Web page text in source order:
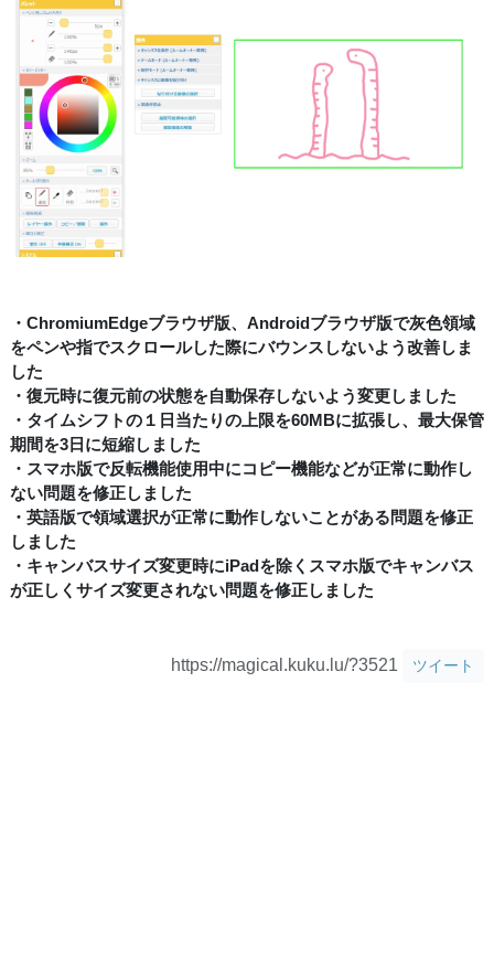
・ChromiumEdgeブラウザ版、Androidブラウザ版で灰色領域
をペンや指でスクロールした際にバウンスしないよう改善しま
した
・復元時に復元前の状態を自動保存しないよう変更しました
・タイムシフトの１日当たりの上限を60MBに拡張し、最大保管
期間を3日に短縮しました
・スマホ版で反転機能使用中にコピー機能などが正常に動作し
ない問題を修正しました
・英語版で領域選択が正常に動作しないことがある問題を修正
しました
・キャンバスサイズ変更時にiPadを除くスマホ版でキャンバス
が正しくサイズ変更されない問題を修正しました
https://magical.kuku.lu/?3521 ツイート